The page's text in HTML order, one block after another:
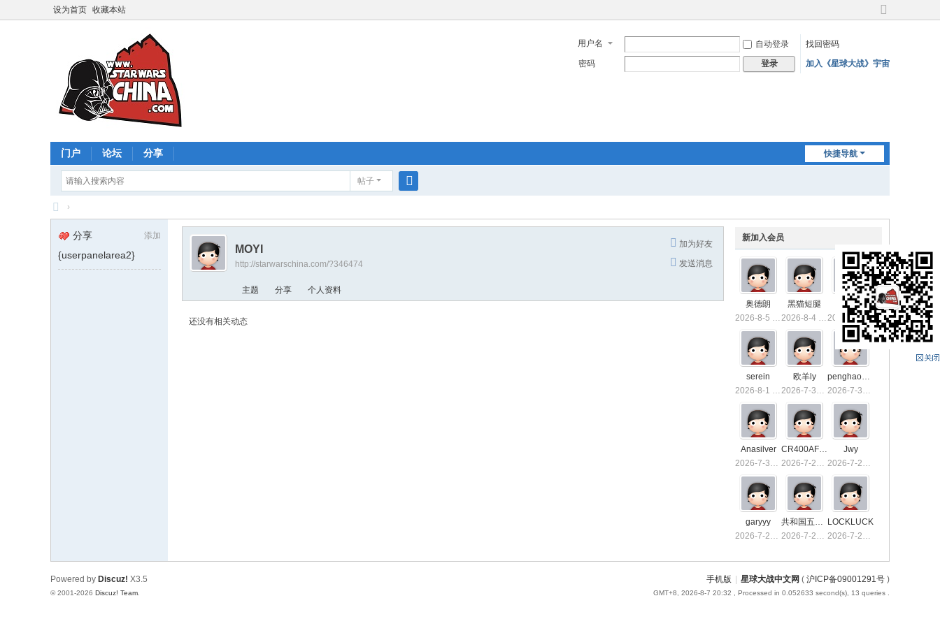
设为首页 收藏本站
切
宽
用户名 自动登录
找回密码
密码
登录 加入《星球大战》宇宙
快捷导航
门户 论坛 分享
帖子
索
大
›
添加
分享
{userpanelarea2}
新加入会员
奥德朗
2026-8-5 13:36
黑猫短腿
2026-8-4 15:50
Nimbus
2026-8-4 01:40
serein
2026-8-1 01:26
欧羊ly
2026-7-31 10:03
penghaoxiake
2026-7-30 23:53
Anasilver
2026-7-30 01:03
CR400AF-1039
2026-7-29 23:32
Jwy
2026-7-29 19:21
garyyy
2026-7-26 21:16
共和国五星上将
2026-7-23 13:55
LOCKLUCK
2026-7-23 00:55
加为好友
发送消息
MOYI
http://starwarschina.com/?346474
主题 分享 个人资料
还没有相关动态
手机版 星球大战中文网 ( 沪ICP备09001291号 )
GMT+8, 2026-8-7 20:32 , Processed in 0.052633 second(s), 13 queries .
Powered by Discuz! X3.5
© 2001-2026 Discuz! Team